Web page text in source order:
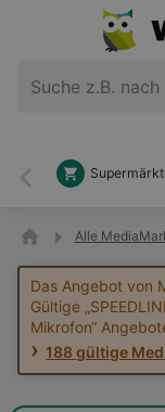
Zurück
Alle
Das Angebot von
Gültige
Mikrofon“
188 gültige